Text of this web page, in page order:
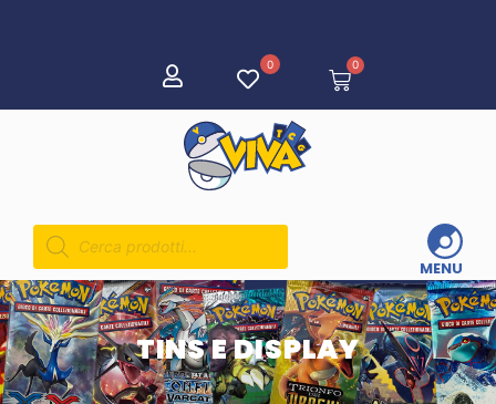
0 0
MENU
TINS E DISPLAY